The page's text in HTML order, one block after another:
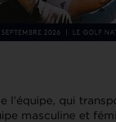
l’équipe, qui
masculine et